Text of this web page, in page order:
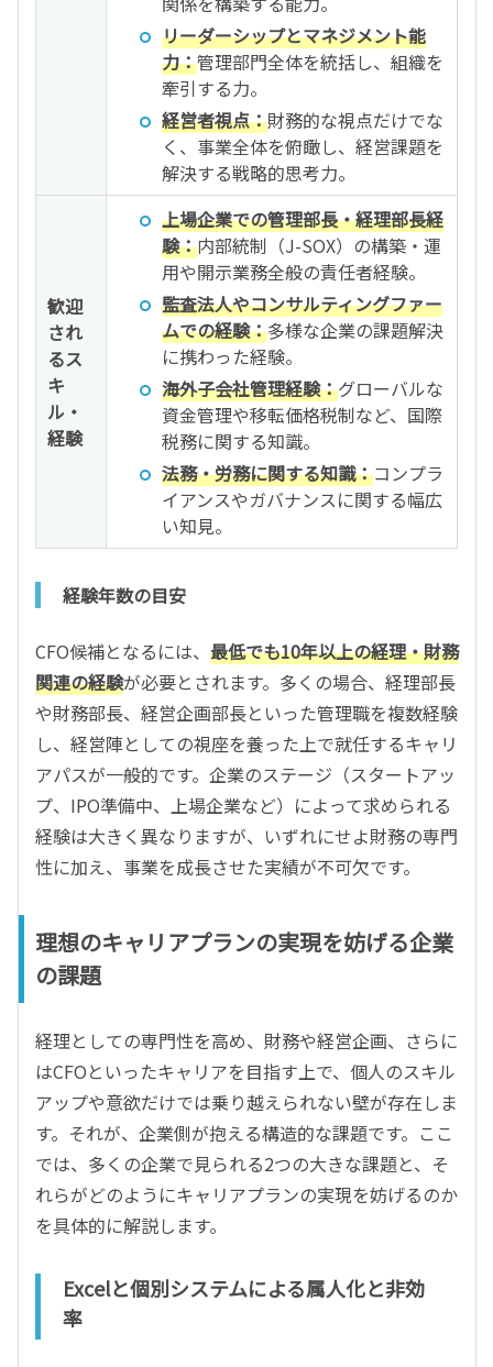
リーダーシップとマネジメント能
力：管理部門全体を統括し、組織を
牽引する力。
経営者視点：財務的な視点だけでな
く、事業全体を俯瞰し、経営課題を
解決する戦略的思考力。
歓迎
され
るス
キ
ル・
経験
上場企業での管理部長・経理部長経
験：内部統制（J-SOX）の構築・運
用や開示業務全般の責任者経験。
監査法人やコンサルティングファー
ムでの経験：多様な企業の課題解決
に携わった経験。
海外子会社管理経験：グローバルな
資金管理や移転価格税制など、国際
税務に関する知識。
法務・労務に関する知識：コンプラ
イアンスやガバナンスに関する幅広
い知見。
経験年数の目安
CFO候補となるには、 最低でも10年以上の経理・財務
関連の経験が必要とされます。多くの場合、経理部長
や財務部長、経営企画部長といった管理職を複数経験
し、経営陣としての視座を養った上で就任するキャリ
アパスが一般的です。企業のステージ（スタートアッ
プ、IPO準備中、上場企業など）によって求められる
経験は大きく異なりますが、いずれにせよ財務の専門
性に加え、事業を成長させた実績が不可欠です。
理想のキャリアプランの実現を妨げる企業
の課題
経理としての専門性を高め、財務や経営企画、さらに
はCFOといったキャリアを目指す上で、個人のスキル
アップや意欲だけでは乗り越えられない壁が存在しま
す。それが、企業側が抱える構造的な課題です。ここ
では、多くの企業で見られる2つの大きな課題と、そ
れらがどのようにキャリアプランの実現を妨げるのか
を具体的に解説します。
Excelと個別システムによる属人化と非効
率